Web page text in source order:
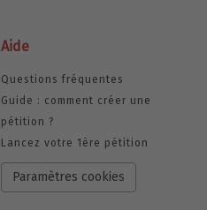
Aide
Questions fréquentes
Guide : comment créer une
pétition ?
Lancez votre 1ère pétition
Paramètres cookies